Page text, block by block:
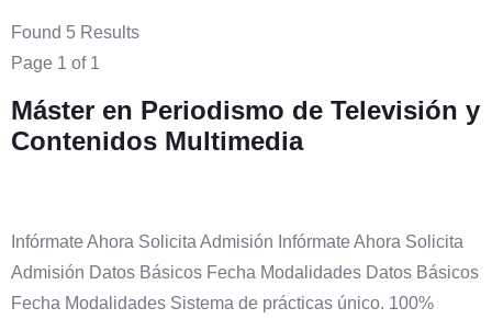
Found 5 Results
Page 1 of 1
Máster en Periodismo de Televisión y
Contenidos Multimedia
Infórmate Ahora Solicita Admisión Infórmate Ahora Solicita
Admisión Datos Básicos Fecha Modalidades Datos Básicos
Fecha Modalidades Sistema de prácticas único. 100%